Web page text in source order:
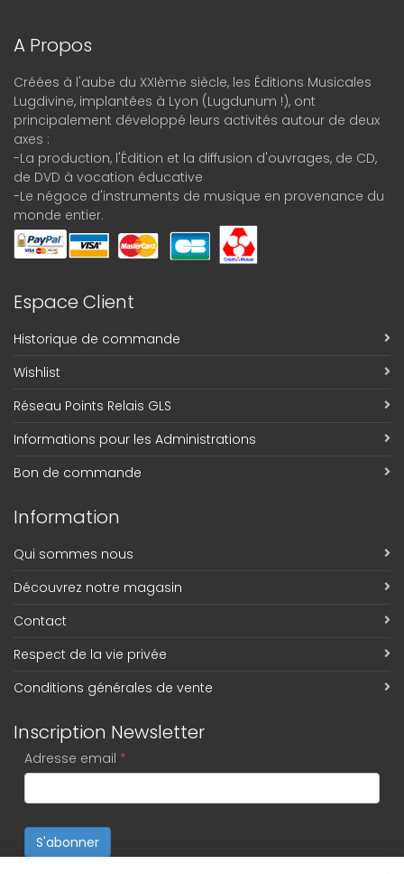
A Propos
Créées à l'aube du XXIème siècle, les Éditions Musicales
Lugdivine, implantées à Lyon (Lugdunum !), ont
principalement développé leurs activités autour de deux
axes :
-La production, l'Édition et la diffusion d'ouvrages, de CD,
de DVD à vocation éducative
-Le négoce d'instruments de musique en provenance du
monde entier.
Espace Client
Historique de commande
Wishlist
Réseau Points Relais GLS
Informations pour les Administrations
Bon de commande
Information
Qui sommes nous
Découvrez notre magasin
Contact
Respect de la vie privée
Conditions générales de vente
Inscription Newsletter
Adresse email *
S'abonner